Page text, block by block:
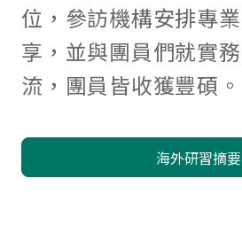
位，參訪機構安排專
享，並與團員們就實
流，團員皆收獲豐碩。
海外研習摘要